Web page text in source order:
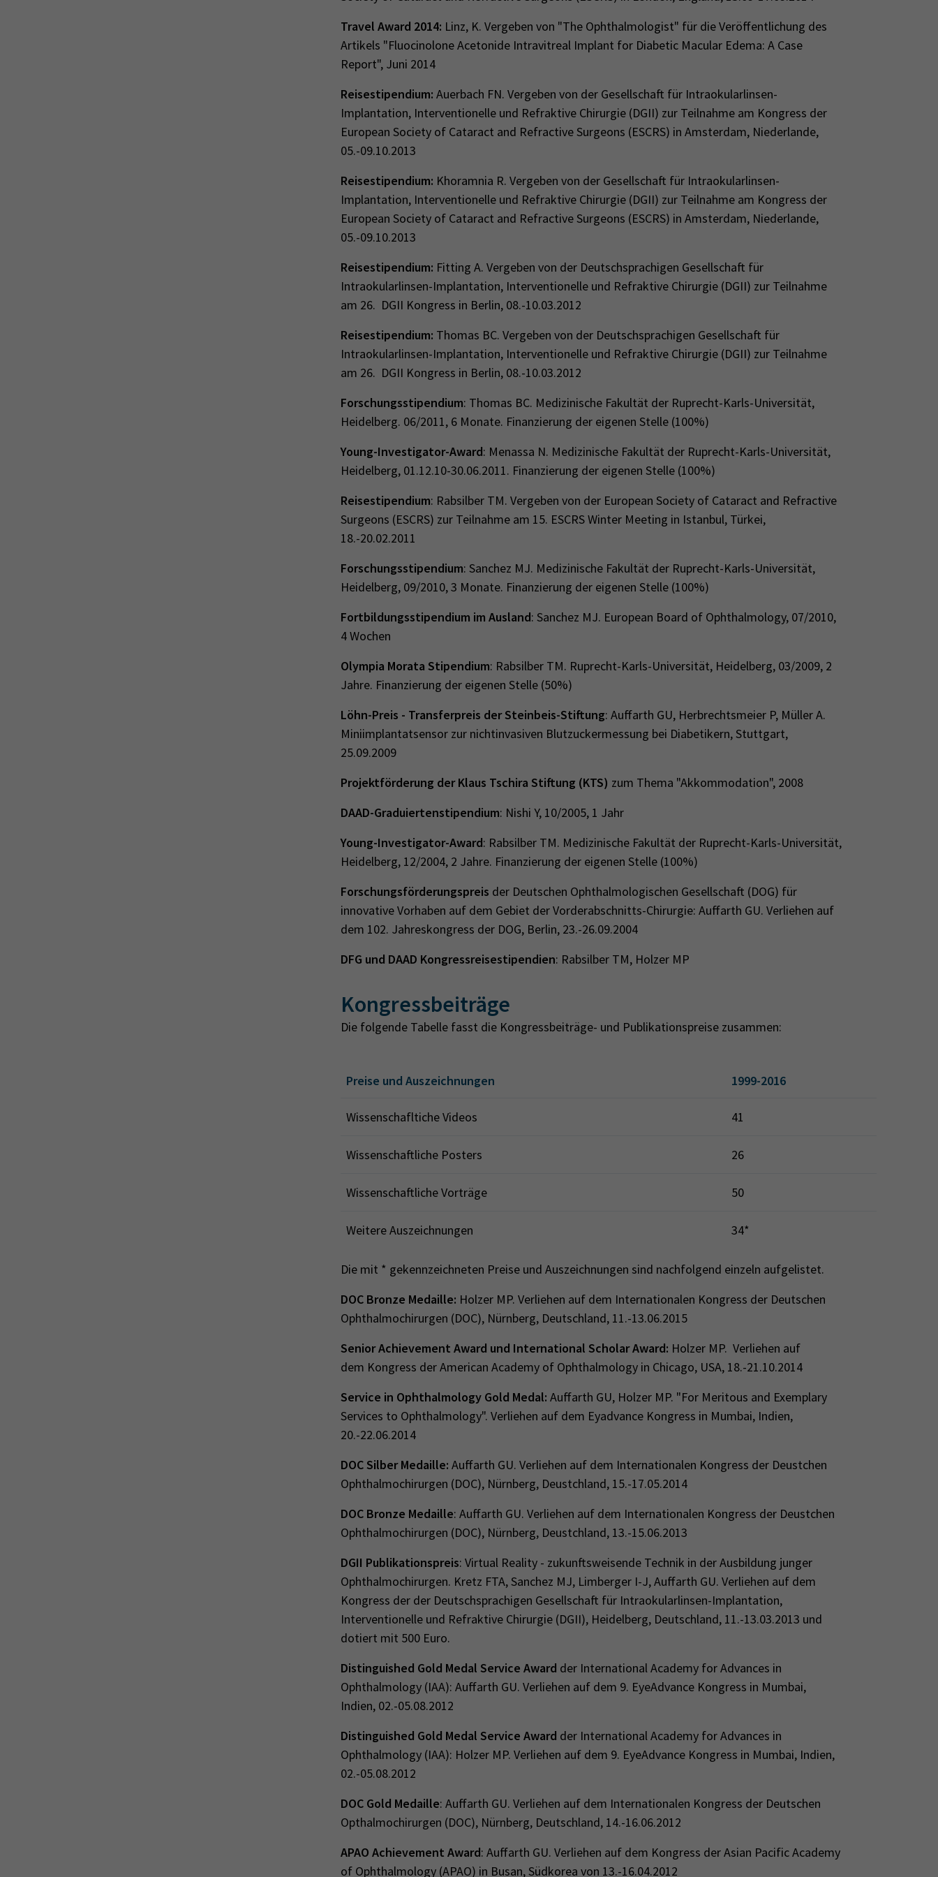
Travel Award 2014: Linz, K. Vergeben von "The Ophthalmologist" für die Veröffentlichung des
Artikels "Fluocinolone Acetonide Intravitreal Implant for Diabetic Macular Edema: A Case
Report", Juni 2014
Reisestipendium: Auerbach FN. Vergeben von der Gesellschaft für Intraokularlinsen-
Implantation, Interventionelle und Refraktive Chirurgie (DGII) zur Teilnahme am Kongress der
European Society of Cataract and Refractive Surgeons (ESCRS) in Amsterdam, Niederlande,
05.-09.10.2013
Reisestipendium: Khoramnia R. Vergeben von der Gesellschaft für Intraokularlinsen-
Implantation, Interventionelle und Refraktive Chirurgie (DGII) zur Teilnahme am Kongress der
European Society of Cataract and Refractive Surgeons (ESCRS) in Amsterdam, Niederlande,
05.-09.10.2013
Reisestipendium: Fitting A. Vergeben von der Deutschsprachigen Gesellschaft für
Intraokularlinsen-Implantation, Interventionelle und Refraktive Chirurgie (DGII) zur Teilnahme
am 26. DGII Kongress in Berlin, 08.-10.03.2012
Reisestipendium: Thomas BC. Vergeben von der Deutschsprachigen Gesellschaft für
Intraokularlinsen-Implantation, Interventionelle und Refraktive Chirurgie (DGII) zur Teilnahme
am 26. DGII Kongress in Berlin, 08.-10.03.2012
Forschungsstipendium: Thomas BC. Medizinische Fakultät der Ruprecht-Karls-Universität,
Heidelberg. 06/2011, 6 Monate. Finanzierung der eigenen Stelle (100%)
Young-Investigator-Award: Menassa N. Medizinische Fakultät der Ruprecht-Karls-Universität,
Heidelberg, 01.12.10-30.06.2011. Finanzierung der eigenen Stelle (100%)
Reisestipendium: Rabsilber TM. Vergeben von der European Society of Cataract and Refractive
Surgeons (ESCRS) zur Teilnahme am 15. ESCRS Winter Meeting in Istanbul, Türkei,
18.-20.02.2011
Forschungsstipendium: Sanchez MJ. Medizinische Fakultät der Ruprecht-Karls-Universität,
Heidelberg, 09/2010, 3 Monate. Finanzierung der eigenen Stelle (100%)
Fortbildungsstipendium im Ausland: Sanchez MJ. European Board of Ophthalmology, 07/2010,
4 Wochen
Olympia Morata Stipendium: Rabsilber TM. Ruprecht-Karls-Universität, Heidelberg, 03/2009, 2
Jahre. Finanzierung der eigenen Stelle (50%)
Löhn-Preis - Transferpreis der Steinbeis-Stiftung: Auffarth GU, Herbrechtsmeier P, Müller A.
Miniimplantatsensor zur nichtinvasiven Blutzuckermessung bei Diabetikern, Stuttgart,
25.09.2009
Projektförderung der Klaus Tschira Stiftung (KTS) zum Thema "Akkommodation", 2008
DAAD-Graduiertenstipendium: Nishi Y, 10/2005, 1 Jahr
Young-Investigator-Award: Rabsilber TM. Medizinische Fakultät der Ruprecht-Karls-Universität,
Heidelberg, 12/2004, 2 Jahre. Finanzierung der eigenen Stelle (100%)
Forschungsförderungspreis der Deutschen Ophthalmologischen Gesellschaft (DOG) für
innovative Vorhaben auf dem Gebiet der Vorderabschnitts-Chirurgie: Auffarth GU. Verliehen auf
dem 102. Jahreskongress der DOG, Berlin, 23.-26.09.2004
DFG und DAAD Kongressreisestipendien: Rabsilber TM, Holzer MP
Kongressbeiträge
Die folgende Tabelle fasst die Kongressbeiträge- und Publikationspreise zusammen:
Preise und Auszeichnungen 1999-2016
Wissenschafltiche Videos 41
Wissenschaftliche Posters 26
Wissenschaftliche Vorträge 50
Weitere Auszeichnungen 34*
Die mit * gekennzeichneten Preise und Auszeichnungen sind nachfolgend einzeln aufgelistet.
DOC Bronze Medaille: Holzer MP. Verliehen auf dem Internationalen Kongress der Deutschen
Ophthalmochirurgen (DOC), Nürnberg, Deutschland, 11.-13.06.2015
Senior Achievement Award und International Scholar Award: Holzer MP. Verliehen auf
dem Kongress der American Academy of Ophthalmology in Chicago, USA, 18.-21.10.2014
Service in Ophthalmology Gold Medal: Auffarth GU, Holzer MP. "For Meritous and Exemplary
Services to Ophthalmology". Verliehen auf dem Eyadvance Kongress in Mumbai, Indien,
20.-22.06.2014
DOC Silber Medaille: Auffarth GU. Verliehen auf dem Internationalen Kongress der Deustchen
Ophthalmochirurgen (DOC), Nürnberg, Deustchland, 15.-17.05.2014
DOC Bronze Medaille: Auffarth GU. Verliehen auf dem Internationalen Kongress der Deustchen
Ophthalmochirurgen (DOC), Nürnberg, Deustchland, 13.-15.06.2013
DGII Publikationspreis: Virtual Reality - zukunftsweisende Technik in der Ausbildung junger
Ophthalmochirurgen. Kretz FTA, Sanchez MJ, Limberger I-J, Auffarth GU. Verliehen auf dem
Kongress der der Deutschsprachigen Gesellschaft für Intraokularlinsen-Implantation,
Interventionelle und Refraktive Chirurgie (DGII), Heidelberg, Deutschland, 11.-13.03.2013 und
dotiert mit 500 Euro.
Distinguished Gold Medal Service Award der International Academy for Advances in
Ophthalmology (IAA): Auffarth GU. Verliehen auf dem 9. EyeAdvance Kongress in Mumbai,
Indien, 02.-05.08.2012
Distinguished Gold Medal Service Award der International Academy for Advances in
Ophthalmology (IAA): Holzer MP. Verliehen auf dem 9. EyeAdvance Kongress in Mumbai, Indien,
02.-05.08.2012
DOC Gold Medaille: Auffarth GU. Verliehen auf dem Internationalen Kongress der Deutschen
Opthalmochirurgen (DOC), Nürnberg, Deutschland, 14.-16.06.2012
APAO Achievement Award: Auffarth GU. Verliehen auf dem Kongress der Asian Pacific Academy
of Ophthalmology (APAO) in Busan, Südkorea von 13.-16.04.2012